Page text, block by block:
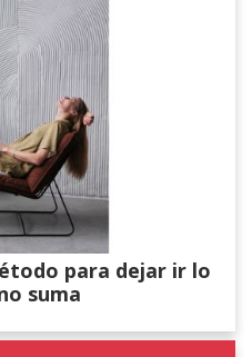
para dejar ir lo
suma